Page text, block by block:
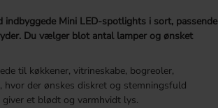
Mini LED-spotlights i sort, passende
Du vælger blot antal lamper og ønsket
til køkkener, vitrineskabe, bogreoler,
hvor der ønskes diskret og stemningsfuld
et blødt og varmhvidt lys.